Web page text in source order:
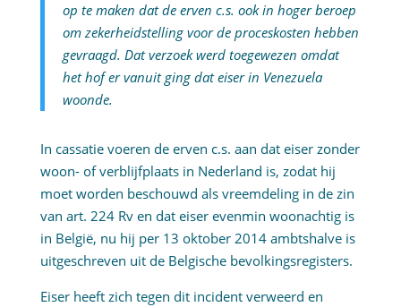
op te maken dat de erven c.s. ook in hoger beroep
om zekerheidstelling voor de proceskosten hebben
gevraagd. Dat verzoek werd toegewezen omdat
het hof er vanuit ging dat eiser in Venezuela
woonde.
In cassatie voeren de erven c.s. aan dat eiser zonder
woon- of verblijfplaats in Nederland is, zodat hij
moet worden beschouwd als vreemdeling in de zin
van art. 224 Rv en dat eiser evenmin woonachtig is
in België, nu hij per 13 oktober 2014 ambtshalve is
uitgeschreven uit de Belgische bevolkingsregisters.
Eiser heeft zich tegen dit incident verweerd en